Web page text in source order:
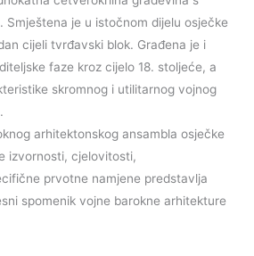
Smještena je u istočnom dijelu osječke
cijeli tvrđavski blok. Građena je i
faze kroz cijelo 18. stoljeće, a
skromnog i utilitarnog vojnog
arhitektonskog ansambla osječke
izvornosti, cjelovitosti,
prvotne namjene predstavlja
spomenik vojne barokne arhitekture